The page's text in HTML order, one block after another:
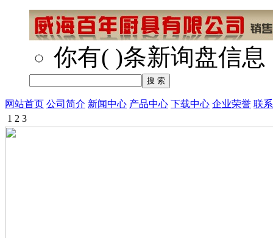
你有( )条新询盘信息
网站首页 公司简介 新闻中心 产品中心 下载中心 企业荣誉 联
1 2 3